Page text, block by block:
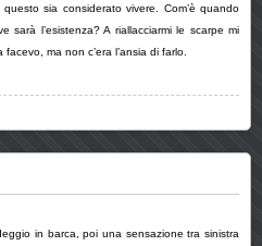
sia considerato vivere. Com’è quando
sarà l’esistenza? A riallacciarmi le scarpe mi
ma non c’era l’ansia di farlo.
in barca, poi una sensazione tra sinistra